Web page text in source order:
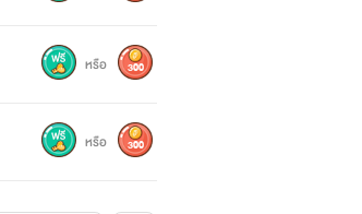
หรือ 300
หรือ 300